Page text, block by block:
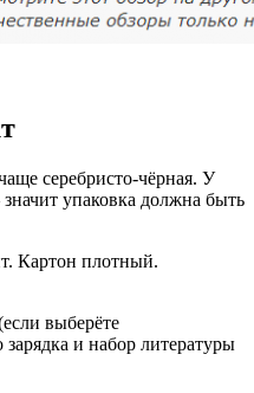
серебристо-чёрная. У
упаковка должна быть
Картон плотный.
выберёте
и набор литературы